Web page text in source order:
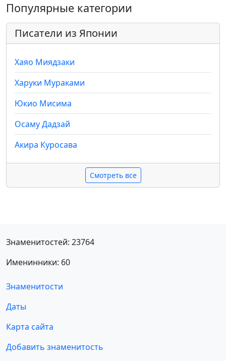
Популярные категории
Писатели из Японии
Хаяо Миядзаки
Харуки Мураками
Юкио Мисима
Осаму Дадзай
Акира Куросава
Смотреть все
Знаменитостей: 23764
Именинники: 60
Знаменитости
Даты
Карта сайта
Добавить знаменитость